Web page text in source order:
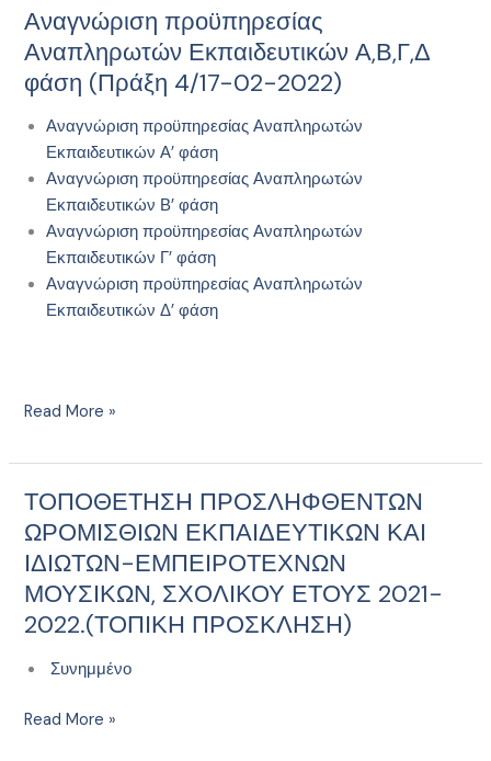
ΤΟΠΙΚΗΣ
ΠΡΟΚΗΡΥΞΗΣ
ΤΗΣ
Δ.Δ.Ε.
ΛΕΣΒΟΥ
ΣΤΑ
ΜΟΥΣΙΚΑ
ΟΡΓΑΝΑ
«ΣΑΝΤΟΥΡΙ»
ΚΑΙ
«ΠΙΑΝΟΥ»
(ΟΡΘΗ
Αναγνώριση προϋπηρεσίας
Αναπληρωτών Εκπαιδευτικών Α,Β,Γ,Δ
φάση (Πράξη 4/17-02-2022)
Αναγνώριση προϋπηρεσίας Αναπληρωτών
Εκπαιδευτικών Α’ φάση
Αναγνώριση προϋπηρεσίας Αναπληρωτών
Εκπαιδευτικών Β’ φάση
Αναγνώριση προϋπηρεσίας Αναπληρωτών
Εκπαιδευτικών Γ’ φάση
Αναγνώριση προϋπηρεσίας Αναπληρωτών
Εκπαιδευτικών Δ’ φάση
Αναγνώριση
προϋπηρεσίας
Αναπληρωτών
Εκπαιδευτικών
Α,Β,Γ,Δ
φάση
(Πράξη
4/17-
02-
2022)
Read More »
ΤΟΠΟΘΕΤΗΣΗ ΠΡΟΣΛΗΦΘΕΝΤΩΝ
ΩΡΟΜΙΣΘΙΩΝ ΕΚΠΑΙΔΕΥΤΙΚΩΝ ΚΑΙ
ΙΔΙΩΤΩΝ-ΕΜΠΕΙΡΟΤΕΧΝΩΝ
ΜΟΥΣΙΚΩΝ, ΣΧΟΛΙΚΟΥ ΕΤΟΥΣ 2021-
2022.(ΤΟΠΙΚΗ ΠΡΟΣΚΛΗΣΗ)
Συνημμένο
ΤΟΠΟΘΕΤΗΣΗ
ΠΡΟΣΛΗΦΘΕΝΤΩΝ
ΩΡΟΜΙΣΘΙΩΝ
ΕΚΠΑΙΔΕΥΤΙΚΩΝ
ΚΑΙ
ΙΔΙΩΤΩΝ-
ΜΟΥΣΙΚΩΝ,
ΣΧΟΛΙΚΟΥ
Read More »